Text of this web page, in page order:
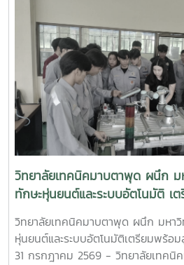
วิทยาลัยเทคนิคมาบตาพุด ผนึก ม
ทักษะหุ่นยนต์และระบบอัตโนมัติ เ
อุตสาหกรรมอัจฉริยะ
วิทยาลัยเทคนิคมาบตาพุด ผนึก มหาวิ
หุ่นยนต์และระบบอัตโนมัติเตรียมพร้อ
31 กรกฎาคม 2569 - วิทยาลัยเทคนิ